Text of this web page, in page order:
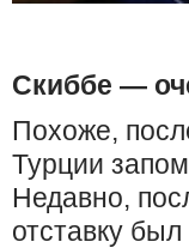
Скиббе —
Похоже,
Турции
Недавно,
отставку